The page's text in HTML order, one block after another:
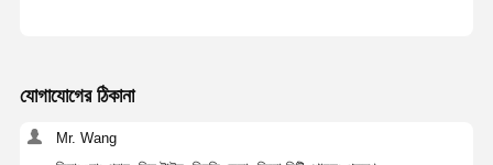
যোগাযোগের ঠিকানা
Mr. Wang